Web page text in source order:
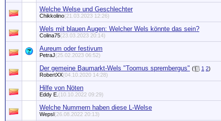
Welche Welse und Geschlechter
Chikkolino(21.03.2023 12:26)
Wels mit blauen Augen: Welcher Wels könnte das sein?
Colina75(23.03.2023 20:14)
Aureum oder festivum
PetraJ(25.02.2023 06:52)
Der gemeine Baumarkt-Wels "Toomus sprembergus" ( 1 2)
RobertXX(04.10.2020 14:28)
Hilfe von Nöten
Eddy E. (10.10.2022 09:29)
Welche Nummern haben diese L-Welse
Wepsl(26.08.2022 20:13)